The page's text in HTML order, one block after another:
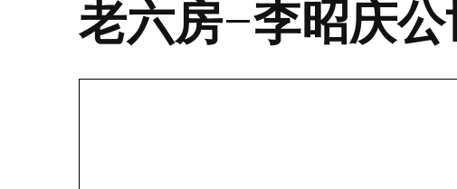
老六房-李昭庆公